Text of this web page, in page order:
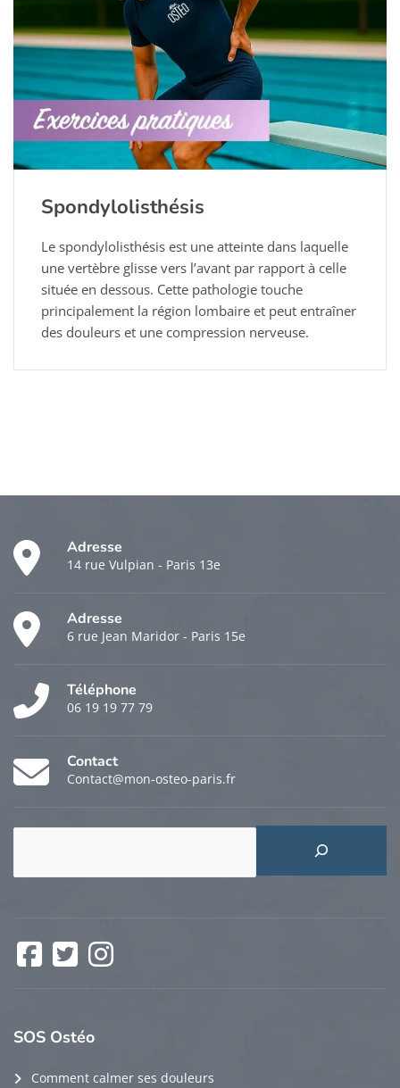
Spondylolisthésis
Le spondylolisthésis est une atteinte dans laquelle
une vertèbre glisse vers l’avant par rapport à celle
située en dessous. Cette pathologie touche
principalement la région lombaire et peut entraîner
des douleurs et une compression nerveuse.
Adresse
14 rue Vulpian - Paris 13e
Adresse
6 rue Jean Maridor - Paris 15e
Téléphone
06 19 19 77 79
Contact
Contact@mon-osteo-paris.fr
Facebook
SOS Ostéo
Comment calmer ses douleurs